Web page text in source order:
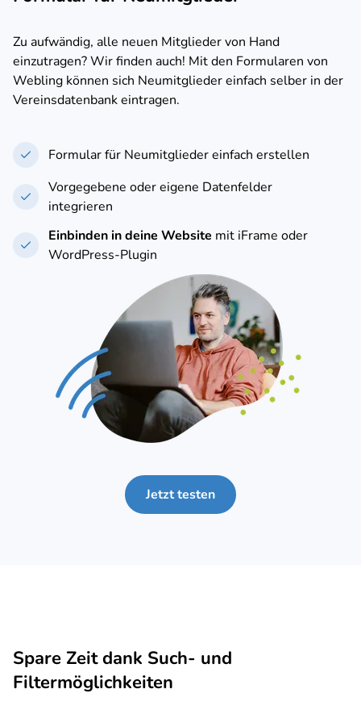
Zu aufwändig, alle neuen Mitglieder von Hand
einzutragen? Wir finden auch! Mit den Formularen von
Webling können sich Neumitglieder einfach selber in der
Vereinsdatenbank eintragen.
Formular für Neumitglieder einfach erstellen
Vorgegebene oder eigene Datenfelder
integrieren
Einbinden in deine Website mit iFrame oder
WordPress-Plugin
Jetzt testen
Spare Zeit dank Such- und
Filtermöglichkeiten